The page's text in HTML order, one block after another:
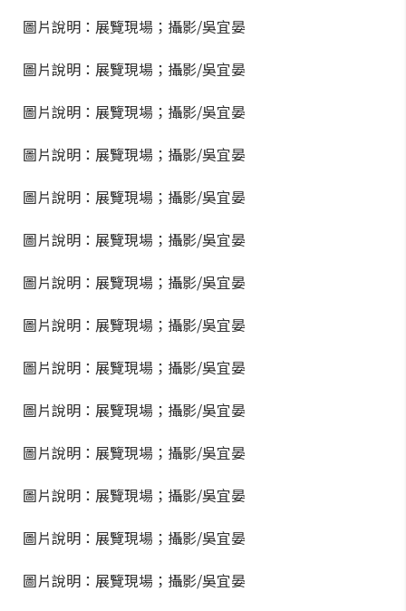
圖片說明：展覽現場；攝影/吳宜晏
圖片說明：展覽現場；攝影/吳宜晏
圖片說明：展覽現場；攝影/吳宜晏
圖片說明：展覽現場；攝影/吳宜晏
圖片說明：展覽現場；攝影/吳宜晏
圖片說明：展覽現場；攝影/吳宜晏
圖片說明：展覽現場；攝影/吳宜晏
圖片說明：展覽現場；攝影/吳宜晏
圖片說明：展覽現場；攝影/吳宜晏
圖片說明：展覽現場；攝影/吳宜晏
圖片說明：展覽現場；攝影/吳宜晏
圖片說明：展覽現場；攝影/吳宜晏
圖片說明：展覽現場；攝影/吳宜晏
圖片說明：展覽現場；攝影/吳宜晏